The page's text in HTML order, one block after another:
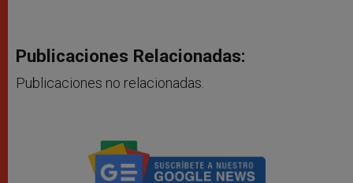
Publicaciones Relacionadas:
Publicaciones no relacionadas.